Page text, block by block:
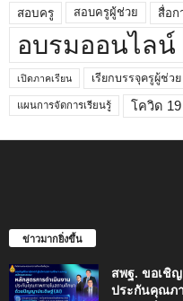
สอบครู สอบครูผู้ช่วย สื่อก
อบรมออนไลน์
เปิดภาคเรียน เรียกบรรจุครูผู้ช่วย
แผนการจัดการเรียนรู้ โควิด 19
ข่าวมากยิ่งขึ้น
สพฐ. ขอเชิ
ประกันคุณภ